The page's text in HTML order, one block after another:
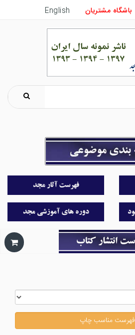
باشگاه مشتریان English
فهرست مناسب چاپ